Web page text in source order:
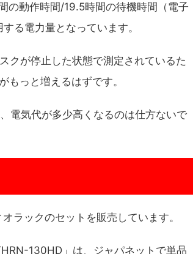
の動作時間/19.5時間の待機時間（電子
る電力量となっています。
クが停止した状態で測定されているた
もっと増えるはずです。
電気代が多少高くなるのは仕方ないで
ラックのセットを販売しています。
130HD」は、ジャパネットで単品